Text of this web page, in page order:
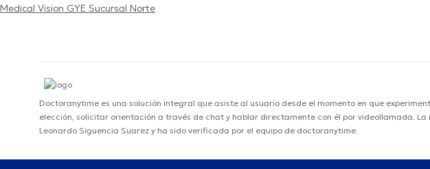
Medical Vision GYE Sucursal Norte
Doctoranytime es una solución integral que asiste al usuario desde el momento en que
elección, solicitar orientación a través de chat y hablar directamente con él por videollamada.
Leonardo Siguencia Suarez y ha sido verificada por el equipo de doctoranytime.